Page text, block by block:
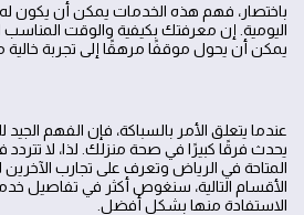
باختصار، فهم هذه الخدمات يمكن أن يكون له
اليومية. إن معرفتك بكيفية والوقت
يمكن أن يحول موقفًا مرهقًا إلى تجربة خالية
عندما يتعلق الأمر بالسباكة، فإن الفهم
يحدث فرقًا كبيرًا في صحة منزلك. لذا، لا
المتاحة في الرياض وتعرف على تجارب
الأقسام التالية، سنغوص أكثر في تفاصيل
الاستفادة منها بشكل أفضل.